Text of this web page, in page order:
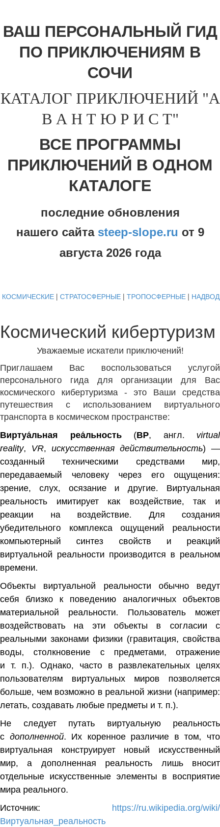
ВАШ ПЕРСОНАЛЬНЫЙ ГИД
ПО ПРИКЛЮЧЕНИЯМ В
СОЧИ
КАТАЛОГ ПРИКЛЮЧЕНИЙ "А
В А Н Т Ю Р И С Т"
ВСЕ ПРОГРАММЫ
ПРИКЛЮЧЕНИЙ В ОДНОМ
КАТАЛОГЕ
последние обновления
нашего сайта steep-slope.ru от 9
августа 2026 года
КОСМИЧЕСКИЕ | СТРАТОСФЕРНЫЕ | ТРОПОСФЕРНЫЕ |
Космический кибертуризм
Уважаемые искатели приключений!
Приглашаем Вас воспользоваться услугой
персонального гида для организации для Вас
космического кибертуризма - это Ваши средства
путешествия с использованием виртуального
транспорта в космическом пространстве:
Виртуа́льная реа́льность
(ВР, англ.
virtual
reality, VR, искусственная действительность) —
созданный техническими средствами
мир,
передаваемый человеку через его
ощущения:
зрение, слух, осязание и другие. Виртуальная
реальность имитирует как воздействие, так и
реакции на воздействие. Для создания
убедительного комплекса ощущений реальности
компьютерный синтез свойств и реакций
виртуальной реальности производится в реальном
времени.
Объекты виртуальной реальности обычно ведут
себя близко к поведению аналогичных объектов
материальной реальности. Пользователь может
воздействовать на эти объекты в согласии с
реальными законами физики (гравитация, свойства
воды, столкновение с предметами, отражение
и т. п.). Однако, часто в развлекательных целях
пользователям виртуальных миров позволяется
больше, чем возможно в реальной жизни (например:
летать, создавать любые предметы и т. п.).
Не следует путать виртуальную реальность
с дополненной. Их коренное различие в том, что
виртуальная конструирует новый искусственный
мир, а дополненная реальность лишь вносит
отдельные искусственные элементы в восприятие
мира реального.
Источник: https://ru.wikipedia.org/wiki/
Виртуальная_реальность